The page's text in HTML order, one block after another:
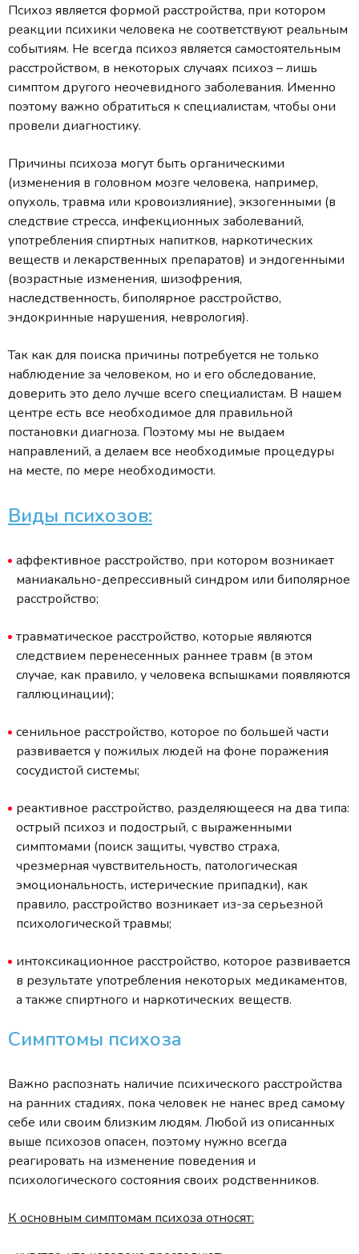
Психоз является формой расстройства, при котором
реакции психики человека не соответствуют реальным
событиям. Не всегда психоз является самостоятельным
расстройством, в некоторых случаях психоз – лишь
симптом другого неочевидного заболевания. Именно
поэтому важно обратиться к специалистам, чтобы они
провели диагностику.
Причины психоза могут быть органическими
(изменения в головном мозге человека, например,
опухоль, травма или кровоизлияние), экзогенными (в
следствие стресса, инфекционных заболеваний,
употребления спиртных напитков, наркотических
веществ и лекарственных препаратов) и эндогенными
(возрастные изменения, шизофрения,
наследственность, биполярное расстройство,
эндокринные нарушения, неврология).
Так как для поиска причины потребуется не только
наблюдение за человеком, но и его обследование,
доверить это дело лучше всего специалистам. В нашем
центре есть все необходимое для правильной
постановки диагноза. Поэтому мы не выдаем
направлений, а делаем все необходимые процедуры
на месте, по мере необходимости.
Виды психозов:
аффективное расстройство, при котором возникает
маниакально-депрессивный синдром или биполярное
расстройство;
травматическое расстройство, которые являются
следствием перенесенных раннее травм (в этом
случае, как правило, у человека вспышками появляются
галлюцинации);
сенильное расстройство, которое по большей части
развивается у пожилых людей на фоне поражения
сосудистой системы;
реактивное расстройство, разделяющееся на два типа:
острый психоз и подострый, с выраженными
симптомами (поиск защиты, чувство страха,
чрезмерная чувствительность, патологическая
эмоциональность, истерические припадки), как
правило, расстройство возникает из-за серьезной
психологической травмы;
интоксикационное расстройство, которое развивается
в результате употребления некоторых медикаментов,
а также спиртного и наркотических веществ.
Симптомы психоза
Важно распознать наличие психического расстройства
на ранних стадиях, пока человек не нанес вред самому
себе или своим близким людям. Любой из описанных
выше психозов опасен, поэтому нужно всегда
реагировать на изменение поведения и
психологического состояния своих родственников.
К основным симптомам психоза относят: